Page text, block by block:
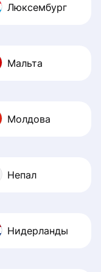
Люксембург
Мальта
Молдова
Непал
Нидерланды